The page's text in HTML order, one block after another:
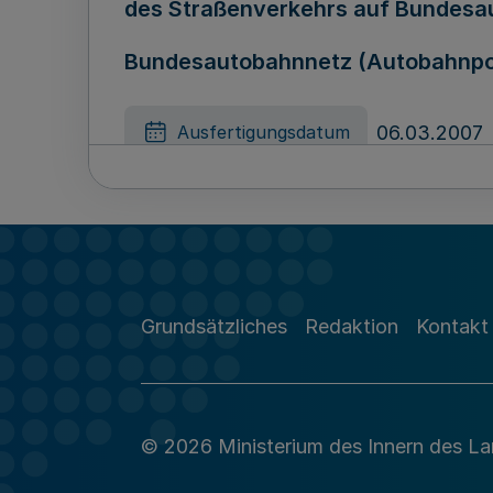
des Straßenverkehrs auf
Bundesautobahnnetz
Ausfertigungsdatum 06.03.2007
Grundsätzliches Redaktion Kontakt
© 2026 Ministerium des Innern des